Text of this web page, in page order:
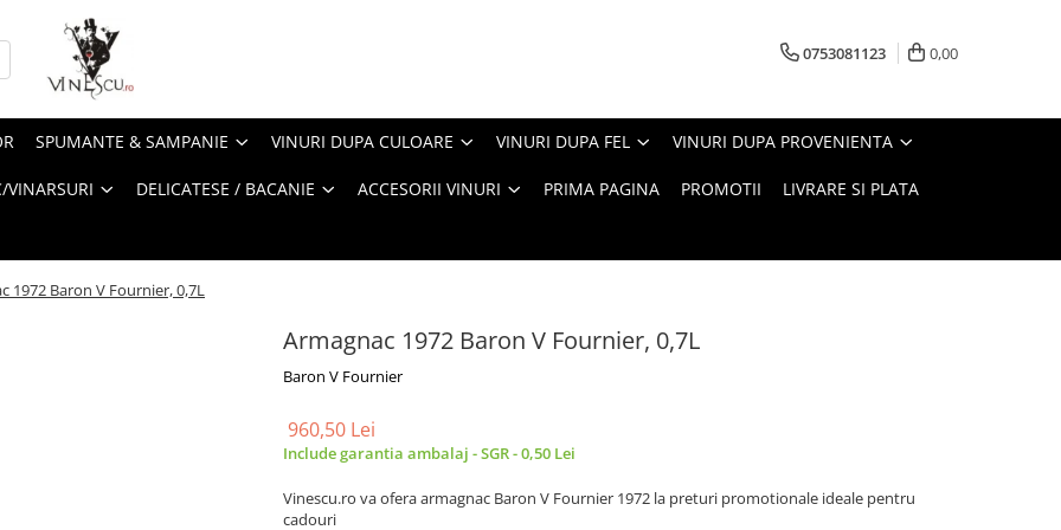
0753081123 0,00
SPUMANTE & SAMPANIE VINURI DUPA CULOARE VINURI DUPA FEL VINURI DUPA PROVENIENTA
DELICATESE / BACANIE ACCESORII VINURI PRIMA PAGINA PROMOTII LIVRARE SI PLATA
1972 Baron V Fournier, 0,7L
Armagnac 1972 Baron V Fournier, 0,7L
Baron V Fournier
960,50 Lei
Include garantia ambalaj - SGR - 0,50 Lei
Vinescu.ro va ofera armagnac Baron V Fournier 1972 la preturi promotionale ideale pentru
cadouri